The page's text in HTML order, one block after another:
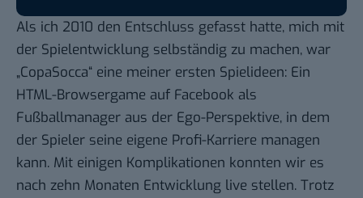
Als ich 2010 den Entschluss gefasst hatte, mich mit
der Spielentwicklung selbständig zu machen, war
„CopaSocca“ eine meiner ersten Spielideen: Ein
HTML-Browsergame auf Facebook als
Fußballmanager aus der Ego-Perspektive, in dem
der Spieler seine eigene Profi-Karriere managen
kann. Mit einigen Komplikationen konnten wir es
nach zehn Monaten Entwicklung live stellen. Trotz